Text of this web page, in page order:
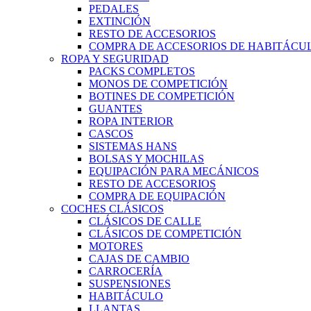
PEDALES
EXTINCIÓN
RESTO DE ACCESORIOS
COMPRA DE ACCESORIOS DE
ROPA Y SEGURIDAD
PACKS COMPLETOS
MONOS DE COMPETICIÓN
BOTINES DE COMPETICIÓN
GUANTES
ROPA INTERIOR
CASCOS
SISTEMAS HANS
BOLSAS Y MOCHILAS
EQUIPACIÓN PARA MECÁNICOS
RESTO DE ACCESORIOS
COMPRA DE EQUIPACIÓN
COCHES CLÁSICOS
CLÁSICOS DE CALLE
CLÁSICOS DE COMPETICIÓN
MOTORES
CAJAS DE CAMBIO
CARROCERÍA
SUSPENSIONES
HABITÁCULO
LLANTAS